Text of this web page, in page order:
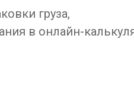
груза,
в онлайн-